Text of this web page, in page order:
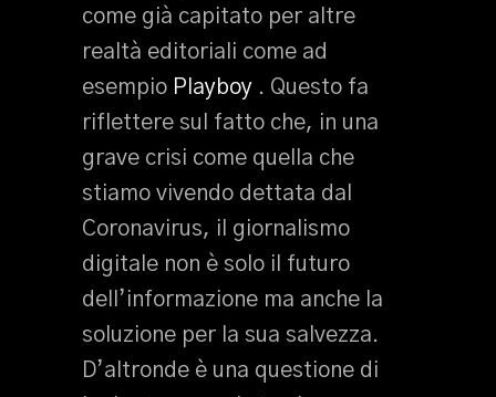
come già capitato per altre
realtà editoriali come ad
esempio Playboy . Questo fa
riflettere sul fatto che, in una
grave crisi come quella che
stiamo vivendo dettata dal
Coronavirus, il giornalismo
digitale non è solo il futuro
dell’informazione ma anche la
soluzione per la sua salvezza.
D’altronde è una questione di